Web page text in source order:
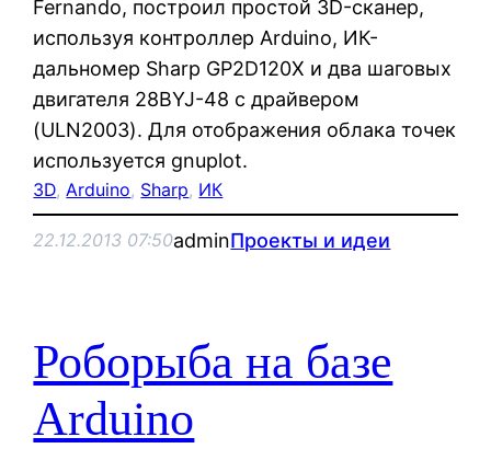
Fernando, построил простой 3D-сканер,
используя контроллер Arduino, ИК-
дальномер Sharp GP2D120X и два шаговых
двигателя 28BYJ-48 с драйвером
(ULN2003). Для отображения облака точек
используется gnuplot.
3D, Arduino, Sharp, ИК
22.12.2013 07:50adminПроекты и идеи
Роборыба на базе
Arduino